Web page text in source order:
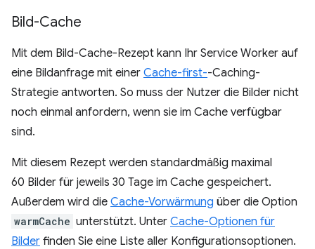
Bild-Cache
Mit dem Bild-Cache-Rezept kann Ihr Service Worker auf
eine Bildanfrage mit einer Cache-first--Caching-
Strategie antworten. So muss der Nutzer die Bilder nicht
noch einmal anfordern, wenn sie im Cache verfügbar
sind.
Mit diesem Rezept werden standardmäßig maximal
60 Bilder für jeweils 30 Tage im Cache gespeichert.
Außerdem wird die Cache-Vorwärmung über die Option
warmCache unterstützt. Unter Cache-Optionen für
Bilder finden Sie eine Liste aller Konfigurationsoptionen.